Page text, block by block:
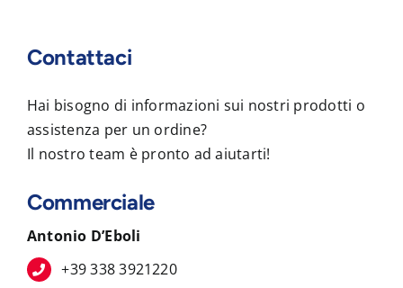
Contattaci
Hai bisogno di informazioni sui nostri prodotti o
assistenza per un ordine?
Il nostro team è pronto ad aiutarti!
Commerciale
Antonio D’Eboli
+39 338 3921220